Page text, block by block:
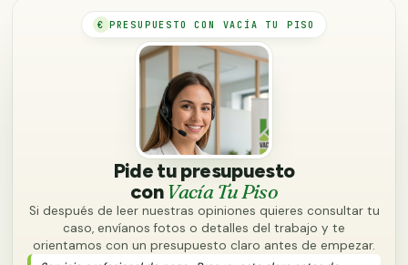
€ PRESUPUESTO CON VACÍA TU PISO
Pide tu presupuesto
conVacía Tu Piso
Si después de leer nuestras opiniones quieres consultar tu
caso, envíanos fotos o detalles del trabajo y te
orientamos con un presupuesto claro antes de empezar.